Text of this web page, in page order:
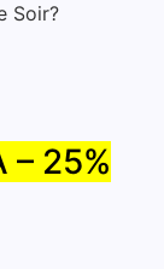
Soir?
– 25%